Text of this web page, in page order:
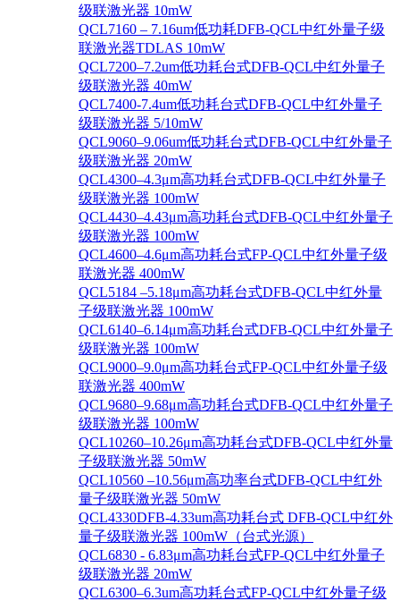
级联激光器 10mW
QCL7160 – 7.16um低功耗DFB-QCL中红外量子级
联激光器TDLAS 10mW
QCL7200–7.2um低功耗台式DFB-QCL中红外量子
级联激光器 40mW
QCL7400-7.4um低功耗台式DFB-QCL中红外量子
级联激光器 5/10mW
QCL9060–9.06um低功耗台式DFB-QCL中红外量子
级联激光器 20mW
QCL4300–4.3μm高功耗台式DFB-QCL中红外量子
级联激光器 100mW
QCL4430–4.43μm高功耗台式DFB-QCL中红外量子
级联激光器 100mW
QCL4600–4.6μm高功耗台式FP-QCL中红外量子级
联激光器 400mW
QCL5184 –5.18μm高功耗台式DFB-QCL中红外量
子级联激光器 100mW
QCL6140–6.14μm高功耗台式DFB-QCL中红外量子
级联激光器 100mW
QCL9000–9.0μm高功耗台式FP-QCL中红外量子级
联激光器 400mW
QCL9680–9.68μm高功耗台式DFB-QCL中红外量子
级联激光器 100mW
QCL10260–10.26μm高功耗台式DFB-QCL中红外量
子级联激光器 50mW
QCL10560 –10.56μm高功率台式DFB-QCL中红外
量子级联激光器 50mW
QCL4330DFB-4.33um高功耗台式 DFB-QCL中红外
量子级联激光器 100mW（台式光源）
QCL6830 - 6.83μm高功耗台式FP-QCL中红外量子
级联激光器 20mW
QCL6300–6.3um高功耗台式FP-QCL中红外量子级